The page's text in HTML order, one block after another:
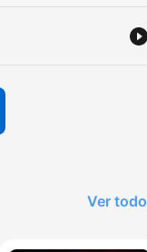
Ver todo